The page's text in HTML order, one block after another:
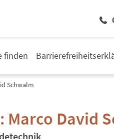
finden
Schwalm
Marco David